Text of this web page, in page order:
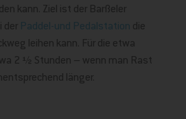
kann. Ziel ist der Barßeler
der Paddel-und Pedalstation die
leihen kann. Für die etwa
2 ½ Stunden – wenn man Rast
länger.